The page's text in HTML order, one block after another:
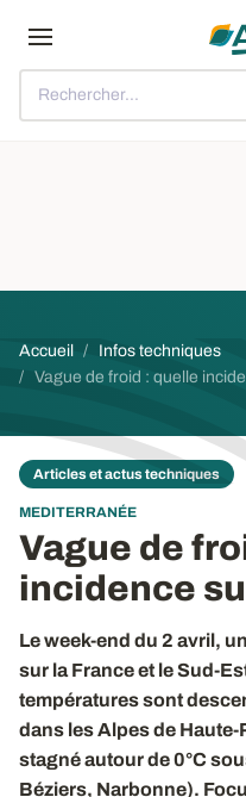
Rechercher...
Fil d'Ariane
Accueil
Infos techniques
Vague de froid : quelle
Articles et actus techniques
MEDITERRANÉE
Vague de
incidence
Le week-end du 2 avril,
sur la France et le Sud-
températures sont
dans les Alpes de
stagné autour de 0°C
Béziers, Narbonne).